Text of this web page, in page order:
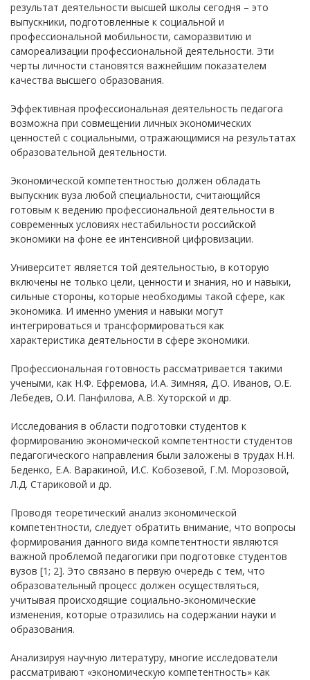
результат деятельности высшей школы сегодня – это
выпускники, подготовленные к социальной и
профессиональной мобильности, саморазвитию и
самореализации профессиональной деятельности. Эти
черты личности становятся важнейшим показателем
качества высшего образования.
Эффективная профессиональная деятельность педагога
возможна при совмещении личных экономических
ценностей с социальными, отражающимися на результатах
образовательной деятельности.
Экономической компетентностью должен обладать
выпускник вуза любой специальности, считающийся
готовым к ведению профессиональной деятельности в
современных условиях нестабильности российской
экономики на фоне ее интенсивной цифровизации.
Университет является той деятельностью, в которую
включены не только цели, ценности и знания, но и навыки,
сильные стороны, которые необходимы такой сфере, как
экономика. И именно умения и навыки могут
интегрироваться и трансформироваться как
характеристика деятельности в сфере экономики.
Профессиональная готовность рассматривается такими
учеными, как Н.Ф. Ефремова, И.А. Зимняя, Д.О. Иванов, О.Е.
Лебедев, О.И. Панфилова, А.В. Хуторской и др.
Исследования в области подготовки студентов к
формированию экономической компетентности студентов
педагогического направления были заложены в трудах Н.Н.
Беденко, Е.А. Варакиной, И.С. Кобозевой, Г.М. Морозовой,
Л.Д. Стариковой и др.
Проводя теоретический анализ экономической
компетентности, следует обратить внимание, что вопросы
формирования данного вида компетентности являются
важной проблемой педагогики при подготовке студентов
вузов [1; 2]. Это связано в первую очередь с тем, что
образовательный процесс должен осуществляться,
учитывая происходящие социально-экономические
изменения, которые отразились на содержании науки и
образования.
Анализируя научную литературу, многие исследователи
рассматривают «экономическую компетентность» как